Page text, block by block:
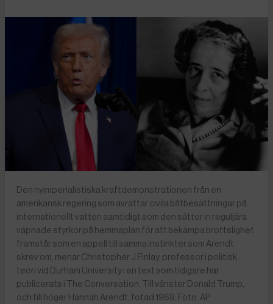
Den nyimperialistiska kraftdemonstrationen från en
amerikansk regering som avrättar civila båtbesättningar på
internationellt vatten samtidigt som den sätter in reguljära
väpnade styrkor på hemmaplan för att bekämpa brottslighet
framstår som en appell till samma instinkter som Arendt
skrev om, menar Christopher J Finlay, professor i politisk
teori vid Durham University i en text som tidigare har
publicerats i The Conversation. Till vänster Donald Trump,
och till höger Hannah Arendt, fotad 1969. Foto: AP